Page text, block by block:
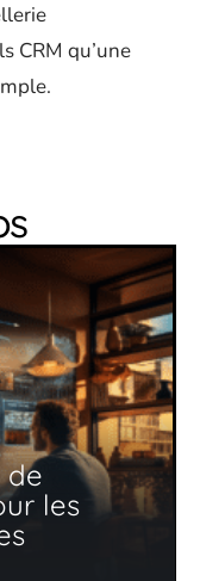
CRM qu’une
de
les